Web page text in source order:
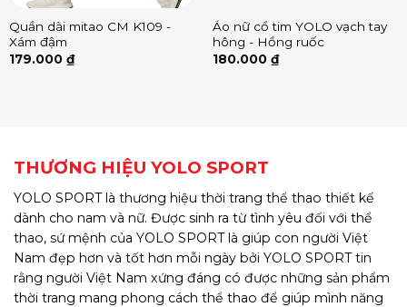
Quần dài mitao CM K109 -
Xám đậm
179.000 ₫
Áo nữ cổ tim YOLO vạch tay
hông - Hồng ruốc
180.000 ₫
THƯƠNG HIỆU YOLO SPORT
YOLO SPORT là thương hiệu thời trang thể thao thiết kế
dành cho nam và nữ. Được sinh ra từ tình yêu đối với thể
thao, sứ mệnh của YOLO SPORT là giúp con người Việt
Nam đẹp hơn và tốt hơn mỗi ngày bởi YOLO SPORT tin
rằng người Việt Nam xứng đáng có được những sản phẩm
thời trang mang phong cách thể thao để giúp mình năng